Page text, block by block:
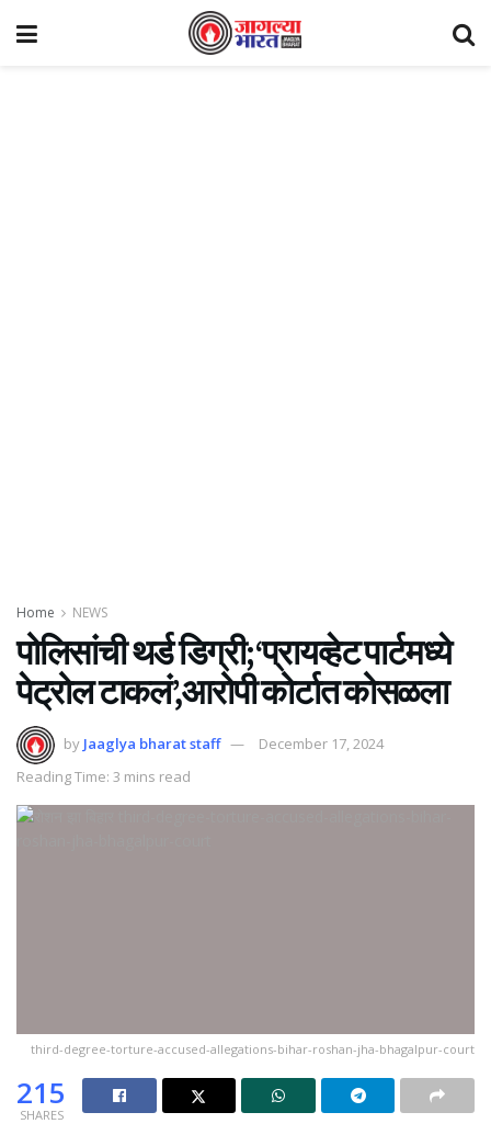
Home NEWS
पोलिसांची थर्ड डिग्री;‘प्रायव्हेट पार्टमध्ये
पेट्रोल टाकलं’,आरोपी कोर्टात कोसळला
by Jaaglya bharat staff
December 17, 2024
Reading Time: 3 mins read
third-degree-torture-accused-allegations-bihar-roshan-jha-bhagalpur-court
215
SHARES